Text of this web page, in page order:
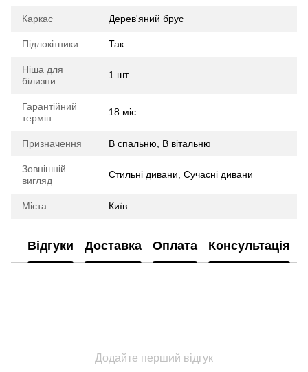
Каркас Дерев'яний брус
Підлокітники Так
Ніша для
білизни
1 шт.
Гарантійний
термін
18 міс.
Призначення В спальню, В вітальню
Зовнішній
вигляд
Стильні дивани, Сучасні дивани
Міста Київ
Відгуки Доставка Оплата Консультація
Додайте перший відгук